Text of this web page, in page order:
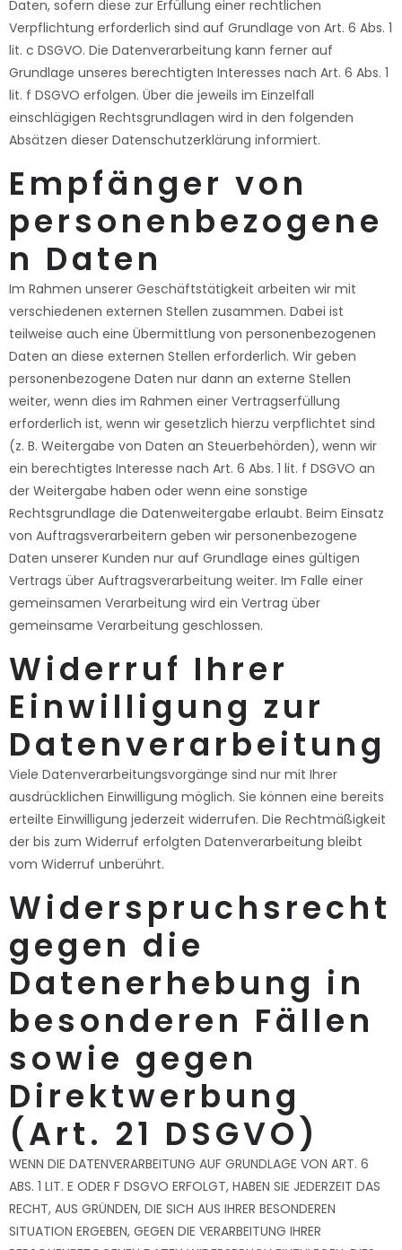
Daten, sofern diese zur Erfüllung einer rechtlichen
Verpflichtung erforderlich sind auf Grundlage von Art. 6 Abs. 1
lit. c DSGVO. Die Datenverarbeitung kann ferner auf
Grundlage unseres berechtigten Interesses nach Art. 6 Abs. 1
lit. f DSGVO erfolgen. Über die jeweils im Einzelfall
einschlägigen Rechtsgrundlagen wird in den folgenden
Absätzen dieser Datenschutzerklärung informiert.
Empfänger von
personenbezogene
n Daten
Im Rahmen unserer Geschäftstätigkeit arbeiten wir mit
verschiedenen externen Stellen zusammen. Dabei ist
teilweise auch eine Übermittlung von personenbezogenen
Daten an diese externen Stellen erforderlich. Wir geben
personenbezogene Daten nur dann an externe Stellen
weiter, wenn dies im Rahmen einer Vertragserfüllung
erforderlich ist, wenn wir gesetzlich hierzu verpflichtet sind
(z. B. Weitergabe von Daten an Steuerbehörden), wenn wir
ein berechtigtes Interesse nach Art. 6 Abs. 1 lit. f DSGVO an
der Weitergabe haben oder wenn eine sonstige
Rechtsgrundlage die Datenweitergabe erlaubt. Beim Einsatz
von Auftragsverarbeitern geben wir personenbezogene
Daten unserer Kunden nur auf Grundlage eines gültigen
Vertrags über Auftragsverarbeitung weiter. Im Falle einer
gemeinsamen Verarbeitung wird ein Vertrag über
gemeinsame Verarbeitung geschlossen.
Widerruf Ihrer
Einwilligung zur
Datenverarbeitung
Viele Datenverarbeitungsvorgänge sind nur mit Ihrer
ausdrücklichen Einwilligung möglich. Sie können eine bereits
erteilte Einwilligung jederzeit widerrufen. Die Rechtmäßigkeit
der bis zum Widerruf erfolgten Datenverarbeitung bleibt
vom Widerruf unberührt.
Widerspruchsrecht
gegen die
Datenerhebung in
besonderen Fällen
sowie gegen
Direktwerbung
(Art. 21 DSGVO)
WENN DIE DATENVERARBEITUNG AUF GRUNDLAGE VON ART. 6
ABS. 1 LIT. E ODER F DSGVO ERFOLGT, HABEN SIE JEDERZEIT DAS
RECHT, AUS GRÜNDEN, DIE SICH AUS IHRER BESONDEREN
SITUATION ERGEBEN, GEGEN DIE VERARBEITUNG IHRER